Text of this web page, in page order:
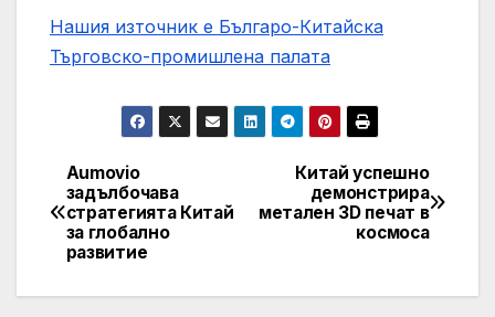
Нашия източник е Българо-Китайска
Търговско-промишлена палaта
Post
navigation
Китай успешно
демонстрира
метален 3D печат в
космоса
Aumovio
задълбочава
стратегията Китай
за глобално
развитие